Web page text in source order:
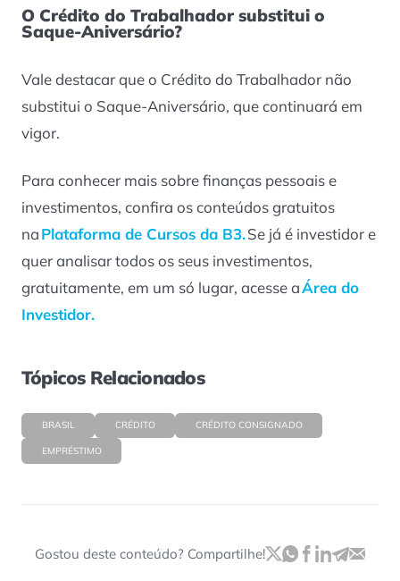
O Crédito do Trabalhador substitui o
Saque-Aniversário?
Vale destacar que o Crédito do Trabalhador não
substitui o Saque-Aniversário, que continuará em
vigor.
Para conhecer mais sobre finanças pessoais e
investimentos, confira os conteúdos gratuitos
naPlataforma de Cursos da B3.Se já é investidor e
quer analisar todos os seus investimentos,
gratuitamente, em um só lugar, acesse aÁrea do
Investidor.
Tópicos Relacionados
BRASIL CRÉDITO CRÉDITO CONSIGNADO
EMPRÉSTIMO
Gostou deste conteúdo? Compartilhe!